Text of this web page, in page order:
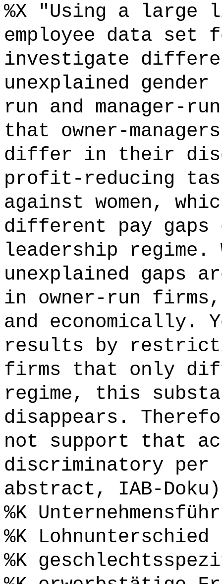
%X "Using a large
employee data set
investigate
unexplained gender
run and manager-
that owner-
differ in their
profit-reducing
against women,
different pay gaps
leadership
unexplained gaps
in owner-run
and economically.
results by
firms that only
regime, this
disappears.
not support that
discriminatory
abstract, IAB-
%K
%K Lohnunterschied
%K